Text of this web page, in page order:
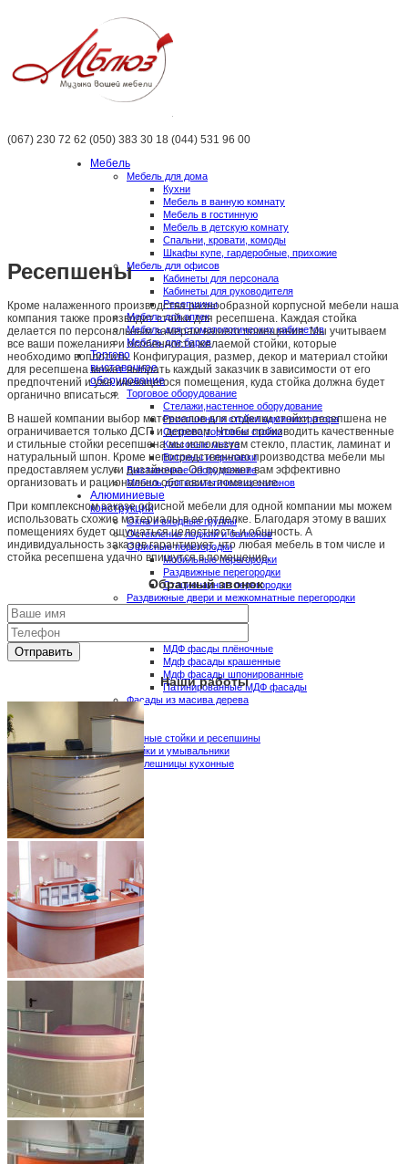
(067) 230 72 62 (050) 383 30 18 (044) 531 96 00
Мебель
Мебель для дома
Кухни
Мебель в ванную комнату
Мебель в гостинную
Мебель в детскую комнату
Спальни, кровати, комоды
Шкафы купе, гардеробные, прихожие
Мебель для офисов
Кабинеты для персонала
Кабинеты для руководителя
Ресепшины
Мебель для аптек
Мебель для стоматологических кабинетов
Мебель для баров
Торгово
выставочное
оборудование
Торговое оборудование
Стелажи,настенное оборудование
Ресепшены и стойки администратора
Острова,торговые стойки
Кассовые места
Витрины и прилавки
Выставочное оборудование
Мебель для косметических салонов
Алюминиевые
конструкции
Окна и входные группы
Остекление лоджий и балконов
Офисные перегородки
Мобильные перегородки
Раздвижные перегородки
Стационарные перегородки
Раздвижные двери и межкомнатные перегородки
фасады
МДФ фасды плёночные
Мдф фасады крашенные
Мдф фасады шпонированные
Патинированные МДФ фасады
Фасады из масива дерева
Изделия
из камня
Барные стойки и ресепшины
Мойки и умывальники
Столешницы кухонные
Контакты
Ресепшены
Кроме налаженного производства разнообразной корпусной мебели наша
компания также производит стойки для ресепшена. Каждая стойка
делается по персональным замерам вашего помещения. Мы учитываем
все ваши пожелания и особенности желаемой стойки, которые
необходимо воплотить. Конфигурация, размер, декор и материал стойки
для ресепшена может выбрать каждый заказчик в зависимости от его
предпочтений и уже имеющегося помещения, куда стойка должна будет
органично вписаться.
В нашей компании выбор материалов для отделки стойки ресепшена не
ограничивается только ДСП и деревом. Чтобы производить качественные
и стильные стойки ресепшена мы используем стекло, пластик, ламинат и
натуральный шпон. Кроме непосредственного производства мебели мы
предоставляем услуги дизайнера. Он поможет вам эффективно
организовать и рационально обставить помещение.
При комплексном заказе офисной мебели для одной компании мы можем
использовать схожие материалы в ее отделке. Благодаря этому в ваших
помещениях будет ощущаться целостность и общность. А
индивидуальность заказов гарантирует, что любая мебель в том числе и
стойка ресепшена удачно впишутся в помещение.
Обратный звонок
Наши работы